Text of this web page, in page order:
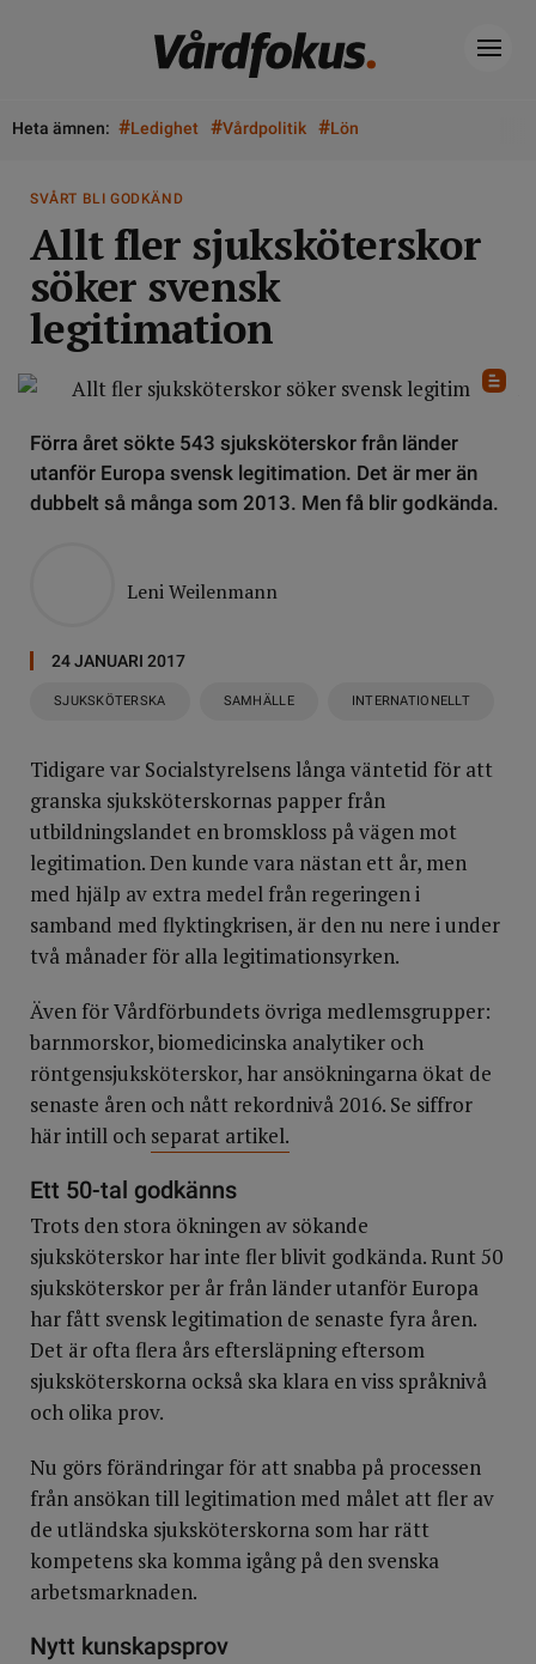
Heta ämnen: #Ledighet #Vårdpolitik #Lön
SVÅRT BLI GODKÄND
Allt fler sjuksköterskor
söker svensk
legitimation
Förra året sökte 543 sjuksköterskor från länder
utanför Europa svensk legitimation. Det är mer än
dubbelt så många som 2013. Men få blir godkända.
Leni Weilenmann
24 JANUARI 2017
SJUKSKÖTERSKA SAMHÄLLE INTERNATIONELLT
Tidigare var Socialstyrelsens långa väntetid för att
granska sjuksköterskornas papper från
utbildningslandet en bromskloss på vägen mot
legitimation. Den kunde vara nästan ett år, men
med hjälp av extra medel från regeringen i
samband med flyktingkrisen, är den nu nere i under
två månader för alla legitimationsyrken.
Även för Vårdförbundets övriga medlemsgrupper:
barnmorskor, biomedicinska analytiker och
röntgensjuksköterskor, har ansökningarna ökat de
senaste åren och nått rekordnivå 2016. Se siffror
här intill och separat artikel.
Ett 50-tal godkänns
Trots den stora ökningen av sökande
sjuksköterskor har inte fler blivit godkända. Runt 50
sjuksköterskor per år från länder utanför Europa
har fått svensk legitimation de senaste fyra åren.
Det är ofta flera års eftersläpning eftersom
sjuksköterskorna också ska klara en viss språknivå
och olika prov.
Nu görs förändringar för att snabba på processen
från ansökan till legitimation med målet att fler av
de utländska sjuksköterskorna som har rätt
kompetens ska komma igång på den svenska
arbetsmarknaden.
Nytt kunskapsprov